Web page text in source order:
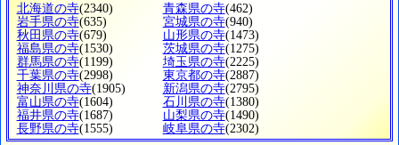
北海道の寺(2340) 青森県の寺(462)
岩手県の寺(635) 宮城県の寺(940)
秋田県の寺(679) 山形県の寺(1473)
福島県の寺(1530) 茨城県の寺(1275)
群馬県の寺(1199) 埼玉県の寺(2225)
千葉県の寺(2998) 東京都の寺(2887)
神奈川県の寺(1905) 新潟県の寺(2795)
富山県の寺(1604) 石川県の寺(1380)
福井県の寺(1687) 山梨県の寺(1490)
長野県の寺(1555) 岐阜県の寺(2302)